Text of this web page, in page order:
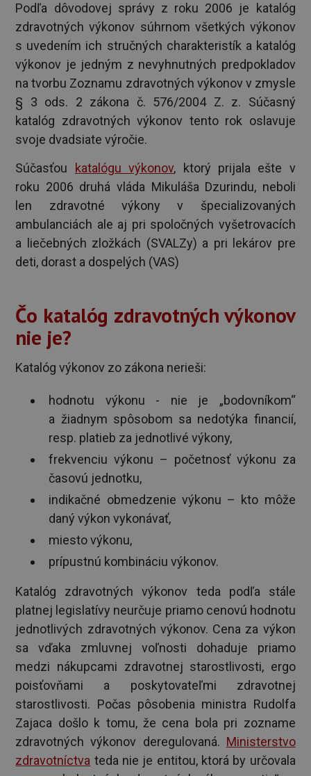
Podľa dôvodovej správy z roku 2006 je katalóg
zdravotných výkonov súhrnom všetkých výkonov
s uvedením ich stručných charakteristík a katalóg
výkonov je jedným z nevyhnutných predpokladov
na tvorbu Zoznamu zdravotných výkonov v zmysle
§ 3 ods. 2 zákona č. 576/2004 Z. z. Súčasný
katalóg zdravotných výkonov tento rok oslavuje
svoje dvadsiate výročie.
Súčasťou katalógu výkonov, ktorý prijala ešte v
roku 2006 druhá vláda Mikuláša Dzurindu, neboli
len zdravotné výkony v špecializovaných
ambulanciách ale aj pri spoločných vyšetrovacích
a liečebných zložkách (SVALZy) a pri lekárov pre
deti, dorast a dospelých (VAS)
Čo katalóg zdravotných výkonov
nie je?
Katalóg výkonov zo zákona nerieši:
hodnotu výkonu - nie je „bodovníkom“
a žiadnym spôsobom sa nedotýka financií,
resp. platieb za jednotlivé výkony,
frekvenciu výkonu – početnosť výkonu za
časovú jednotku,
indikačné obmedzenie výkonu – kto môže
daný výkon vykonávať,
miesto výkonu,
prípustnú kombináciu výkonov.
Katalóg zdravotných výkonov teda podľa stále
platnej legislatívy neurčuje priamo cenovú hodnotu
jednotlivých zdravotných výkonov. Cena za výkon
sa vďaka zmluvnej voľnosti dohaduje priamo
medzi nákupcami zdravotnej starostlivosti, ergo
poisťovňami a poskytovateľmi zdravotnej
starostlivosti. Počas pôsobenia ministra Rudolfa
Zajaca došlo k tomu, že cena bola pri zozname
zdravotných výkonov deregulovaná. Ministerstvo
zdravotníctva teda nie je entitou, ktorá by určovala